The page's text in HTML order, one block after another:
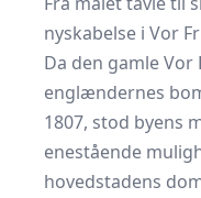
nyskabelse i Vor
Da den gamle
englændernes
1807, stod byens
enestående
hovedstadens